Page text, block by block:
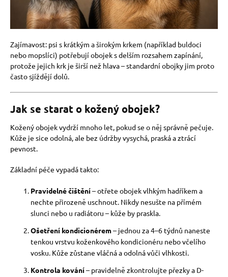
Zajímavost: psi s krátkým a širokým krkem (například buldoci
nebo mopslíci) potřebují obojek s delším rozsahem zapínání,
protože jejich krk je širší než hlava – standardní obojky jim proto
často sjíždějí dolů.
Jak se starat o kožený obojek?
Kožený obojek vydrží mnoho let, pokud se o něj správně pečuje.
Kůže je sice odolná, ale bez údržby vysychá, praská a ztrácí
pevnost.
Základní péče vypadá takto:
Pravidelné čištění– otřete obojek vlhkým hadříkem a
nechte přirozeně uschnout. Nikdy nesušte na přímém
slunci nebo u radiátoru – kůže by praskla.
Ošetření kondicionérem– jednou za 4–6 týdnů naneste
tenkou vrstvu koženkového kondicionéru nebo včelího
vosku. Kůže zůstane vláčná a odolná vůči vlhkosti.
Kontrola kování– pravidelně zkontrolujte přezky a D-